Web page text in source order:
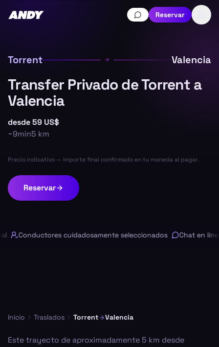
Reservar
Torrent Valencia
Transfer Privado de Torrent a
Valencia
desde59 US$
~9min5 km
Precio indicativo — importe final confirmado en tu moneda al pagar.
Reservar
Conductores cuidadosamente seleccionados Chat en
Inicio Traslados Torrent Valencia
Este trayecto de aproximadamente 5 km desde